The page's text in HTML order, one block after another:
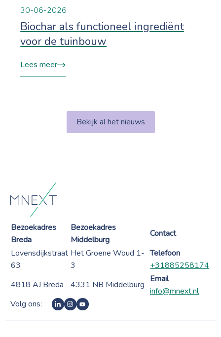
30-06-2026
Biochar als functioneel ingrediënt
voor de tuinbouw
Lees meer
Bekijk al het nieuws
Bezoekadres
Breda
Bezoekadres
Middelburg
Contact
Lovensdijkstraat
63
Het Groene Woud 1-
3
Telefoon
+31885258174
4818 AJ Breda
4331 NB Middelburg
Email
info@mnext.nl
Volg ons: